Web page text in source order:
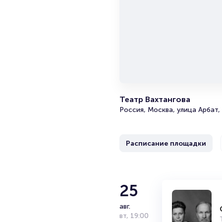
Театр Вахтангова
Россия, Москва, улица Арбат,
Расписание площадки
4
сент.
пт, 19:00
Спектакль
Театр
16+ 2 часа
25
авг.
вт, 19:00